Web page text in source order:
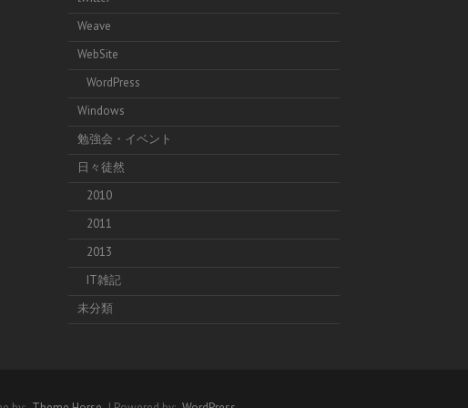
Weave
WebSite
WordPress
Windows
勉強会・イベント
日々徒然
2010
2011
2013
IT雑記
未分類